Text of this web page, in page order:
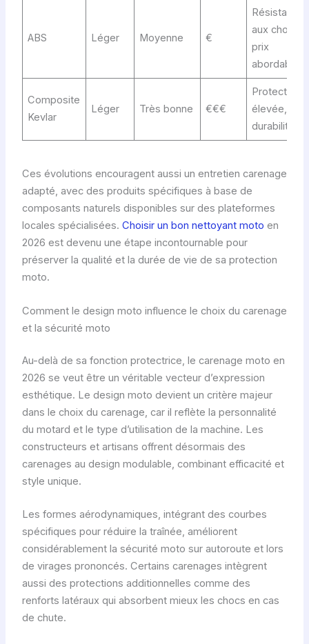
ABS Léger Moyenne €
Résistance
aux chocs,
prix
abordable
Composite
Kevlar
Léger Très bonne €€€
Protection
élevée,
durabilité
Ces évolutions encouragent aussi un entretien carenage
adapté, avec des produits spécifiques à base de
composants naturels disponibles sur des plateformes
locales spécialisées. Choisir un bon nettoyant moto en
2026 est devenu une étape incontournable pour
préserver la qualité et la durée de vie de sa protection
moto.
Comment le design moto influence le choix du carenage
et la sécurité moto
Au-delà de sa fonction protectrice, le carenage moto en
2026 se veut être un véritable vecteur d’expression
esthétique. Le design moto devient un critère majeur
dans le choix du carenage, car il reflète la personnalité
du motard et le type d’utilisation de la machine. Les
constructeurs et artisans offrent désormais des
carenages au design modulable, combinant efficacité et
style unique.
Les formes aérodynamiques, intégrant des courbes
spécifiques pour réduire la traînée, améliorent
considérablement la sécurité moto sur autoroute et lors
de virages prononcés. Certains carenages intègrent
aussi des protections additionnelles comme des
renforts latéraux qui absorbent mieux les chocs en cas
de chute.